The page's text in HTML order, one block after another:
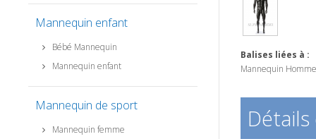
Mannequin enfant
Bébé Mannequin
Mannequin enfant
Mannequin de sport
Mannequin femme
Balises liées à :
Mannequin